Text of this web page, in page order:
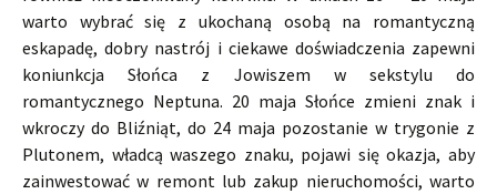
warto wybrać się z ukochaną osobą na romantyczną
eskapadę, dobry nastrój i ciekawe doświadczenia zapewni
koniunkcja Słońca z Jowiszem w sekstylu do
romantycznego Neptuna. 20 maja Słońce zmieni znak i
wkroczy do Bliźniąt, do 24 maja pozostanie w trygonie z
Plutonem, władcą waszego znaku, pojawi się okazja, aby
zainwestować w remont lub zakup nieruchomości, warto